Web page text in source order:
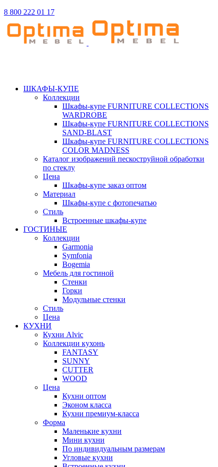
8 800 222 01 17
ШКАФЫ-КУПЕ
Коллекции
Шкафы-купе FURNITURE COLLECTIONS
WARDROBE
Шкафы-купе FURNITURE COLLECTIONS
SAND-BLAST
Шкафы-купе FURNITURE COLLECTIONS
COLOR MADNESS
Каталог изображений пескоструйной обработки
по стеклу
Цена
Шкафы-купе заказ оптом
Материал
Шкафы-купе с фотопечатью
Стиль
Встроенные шкафы-купе
ГОСТИНЫЕ
Коллекции
Garmonia
Symfonia
Bogemia
Мебель для гостиной
Стенки
Горки
Модульные стенки
Стиль
Цена
КУХНИ
Кухни Alvic
Коллекции кухонь
FANTASY
SUNNY
CUTTER
WOOD
Цена
Кухни оптом
Эконом класса
Кухни премиум-класса
Форма
Маленькие кухни
Мини кухни
По индивидуальным размерам
Угловые кухни